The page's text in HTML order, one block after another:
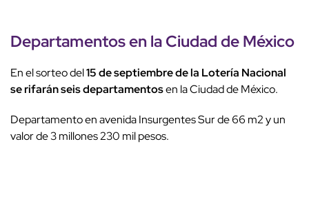
Departamentos en la Ciudad de México
En el sorteo del15 de septiembre de la Lotería Nacional
se rifarán seis departamentosen la Ciudad de México.
Departamento en avenida Insurgentes Sur de 66 m2 y un
valor de 3 millones 230 mil pesos.